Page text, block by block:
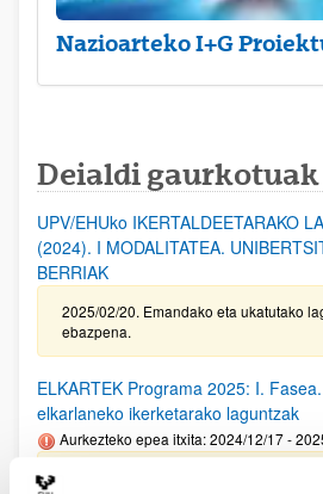
Nazioarteko I+G
Deialdi gaurkotuak
UPV/EHUko IKERTALDEETARAKO
(2024). I MODALITATEA.
BERRIAK
2025/02/20. Emandako eta ukatutako
ebazpena.
ELKARTEK Programa 2025: I.
elkarlaneko ikerketarako laguntzak
Aurkezteko epea itxita: 2024/12/17 -